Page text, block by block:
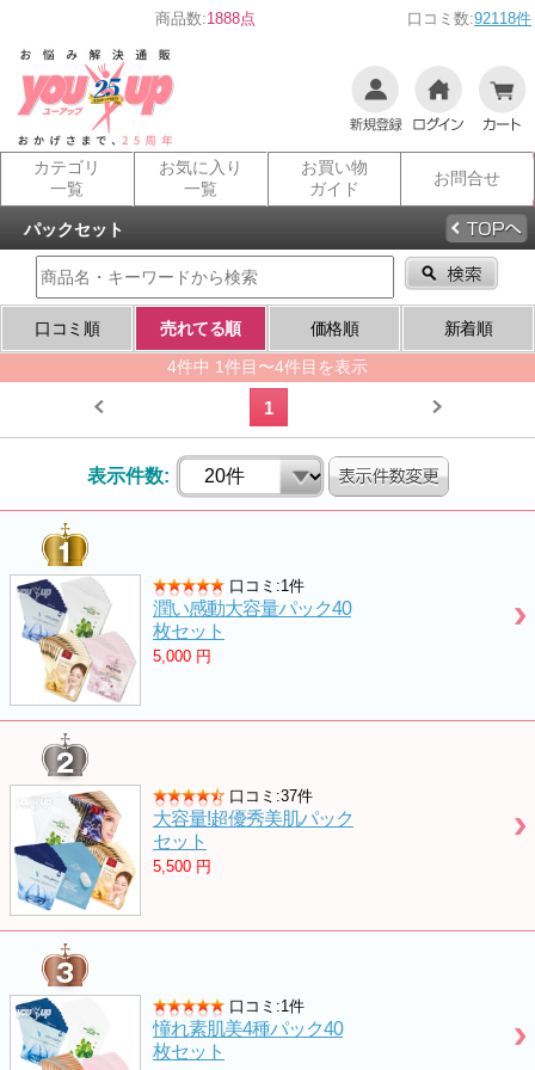
商品数:1888点 口コミ数:92118件
カテゴリ
一覧
お気に入り
一覧
お買い物
ガイド
お問合せ
パックセット
口コミ順 売れてる順 価格順
新着順
4件中 1件目〜4件目を表示
1
表示件数:
口コミ:1件
潤い感動大容量パック40
枚セット
5,000 円
口コミ:37件
大容量!超優秀美肌パック
セット
5,500 円
口コミ:1件
憧れ素肌美4種パック40
枚セット